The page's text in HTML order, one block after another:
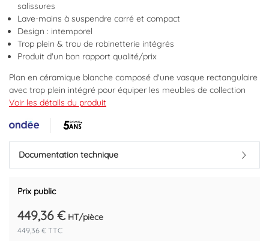
salissures
Lave-mains à suspendre carré et compact
Design : intemporel
Trop plein & trou de robinetterie intégrés
Produit d'un bon rapport qualité/prix
Plan en céramique blanche composé d'une vasque rectangulaire
avec trop plein intégré pour équiper les meubles de collection
BOSTON. Dimensions : Largeur : 101cm. Profondeur : 46,5cm.
Marque : ONDEE
Code EAN : 3383955932433
Voir les détails du produit
Documentation technique
Prix public
449,36 € HT/pièce
449,36 € TTC